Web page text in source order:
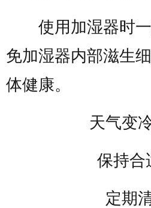
使用加湿器时一
免加湿器内部滋生
体健康。
天气变
保持合
定期